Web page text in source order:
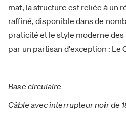
mat, la structure est reliée à un
raffiné, disponible dans de
praticité et le style moderne
par un partisan d'exception : Le
Base circulaire
Câble avec interrupteur noir de